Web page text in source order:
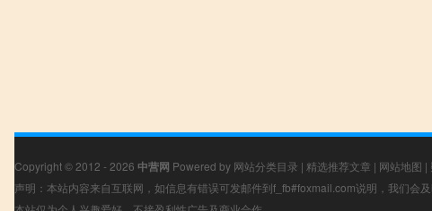
Copyright © 2012 - 2026 中营网 Powered by 网站分类目录 | 精选推荐文章 | 网站地图 |
声明：本站内容来自互联网，如信息有错误可发邮件到f_fb#foxmail.com说明，我们会